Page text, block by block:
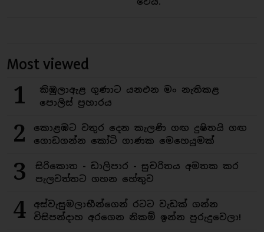
Most viewed
1
කිඹුලාඇළ ගුණාට යනඑන මං නැතිකළ
පොලිස් ප්‍රහාරය
2
කොළඹට වතුර දෙන කැලණි ගඟ දුෂිතයි ගඟ
ගොඩගන්න කෝටි ගාණක මෙහෙයුමක්
3
සිරිකොත - ඩාලිපාර - සුචරිතය අමතක කර
පැලවත්තට ගහන හේතුව
4
අස්වැසුමලාභීන්ගෙන් රටට වැඩක් ගන්න
විසිපන්දාහ අරගෙන නිකම් ඉන්න පුරුදුවෙලා!